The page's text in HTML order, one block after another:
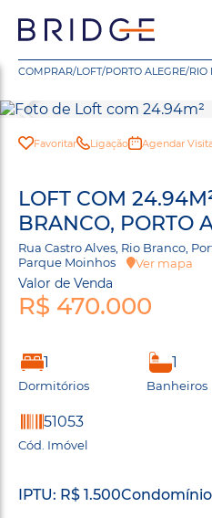
COMPRAR/LOFT/PORTO ALEGRE/RIO
Favoritar Ligação Agendar
LOFT COM
BRANCO, PORTO
Rua Castro Alves, Rio Branco,
Parque Moinhos
Ver mapa
Valor de Venda
R$ 470.000
1
Dormitórios
1
Banheiros
51053
Cód. Imóvel
IPTU: R$ 1.500